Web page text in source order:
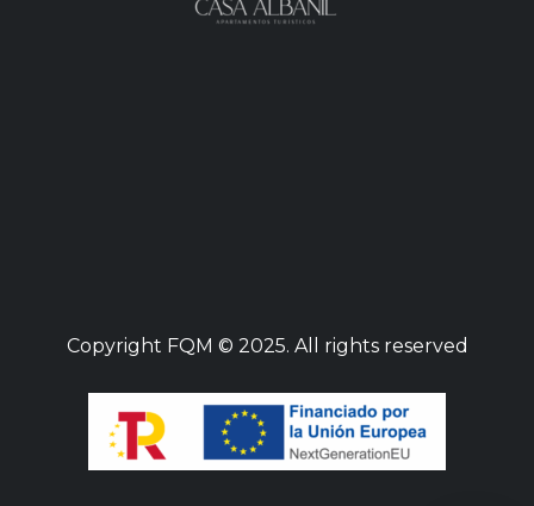
Copyright FQM © 2025. All rights reserved